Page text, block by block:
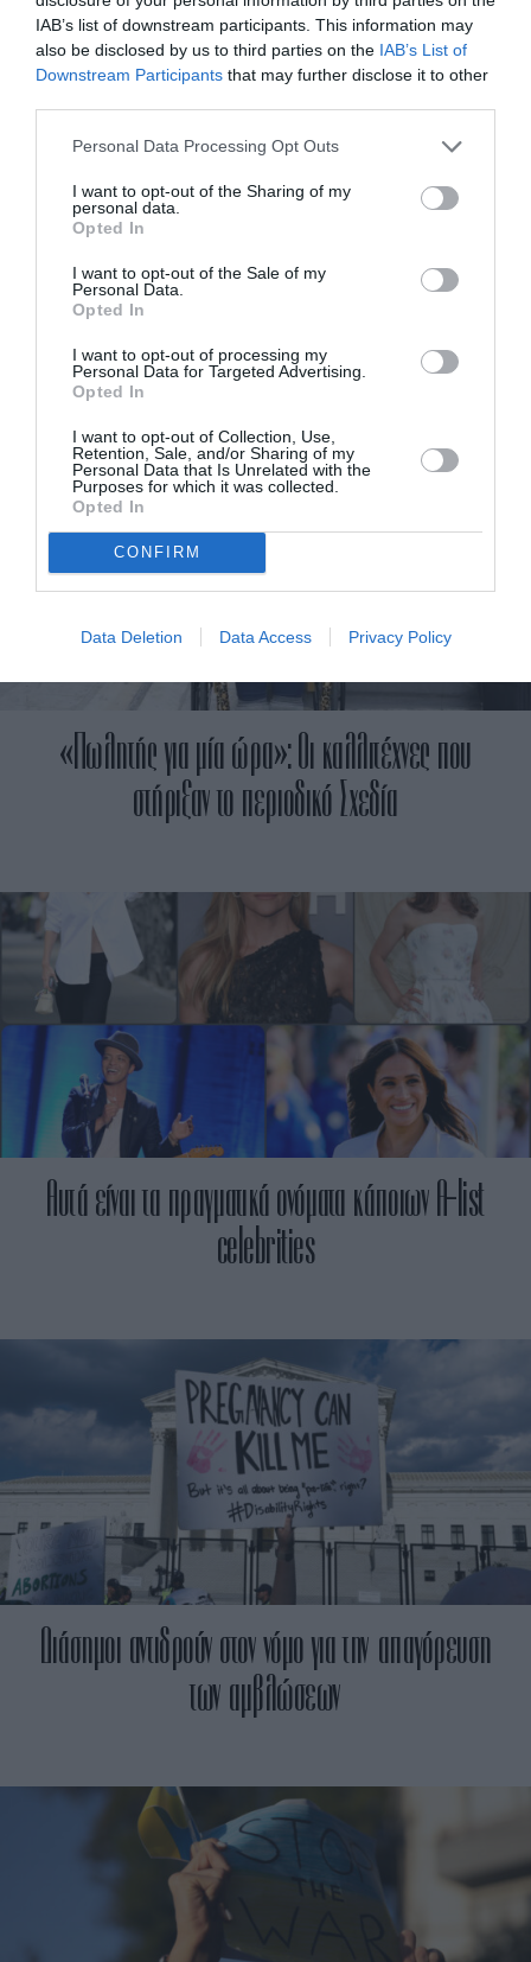
IAB’s list of downstream participants. This information may
also be disclosed by us to third parties on the IAB’s List of
Downstream Participants that may further disclose it to other
Personal Data Processing Opt Outs
I want to opt-out of the Sharing of my
personal data.
Opted In
I want to opt-out of the Sale of my
Personal Data.
Opted In
I want to opt-out of processing my
Personal Data for Targeted Advertising.
Opted In
I want to opt-out of Collection, Use,
Retention, Sale, and/or Sharing of my
Personal Data that Is Unrelated with the
Purposes for which it was collected.
Opted In
CONFIRM
Data Deletion Data Access Privacy Policy
By Mcteam
ADVERTISEMENT - CONTINUE READING BELOW
«Πωλητής για μία ώρα»: Οι καλλιτέχνες που
στήριξαν το περιοδικό Σχεδία
Αυτά είναι τα πραγματικά ονόματα κάποιων A-list
celebrities
Διάσημοι αντιδρούν στον νόμο για την απαγόρευση
των αμβλώσεων